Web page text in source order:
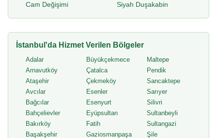
Cam Değişimi
Siyah Duşakabin
İstanbul'da Hizmet Verilen Bölgeler
Adalar
Arnavutköy
Ataşehir
Avcılar
Bağcılar
Bahçelievler
Bakırköy
Başakşehir
Büyükçekmece
Çatalca
Çekmeköy
Esenler
Esenyurt
Eyüpsultan
Fatih
Gaziosmanpaşa
Maltepe
Pendik
Sancaktepe
Sarıyer
Silivri
Sultanbeyli
Sultangazi
Şile